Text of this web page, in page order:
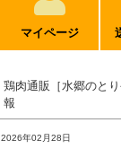
マイページ
鶏肉通販［水郷のと
報
2026年02月28日